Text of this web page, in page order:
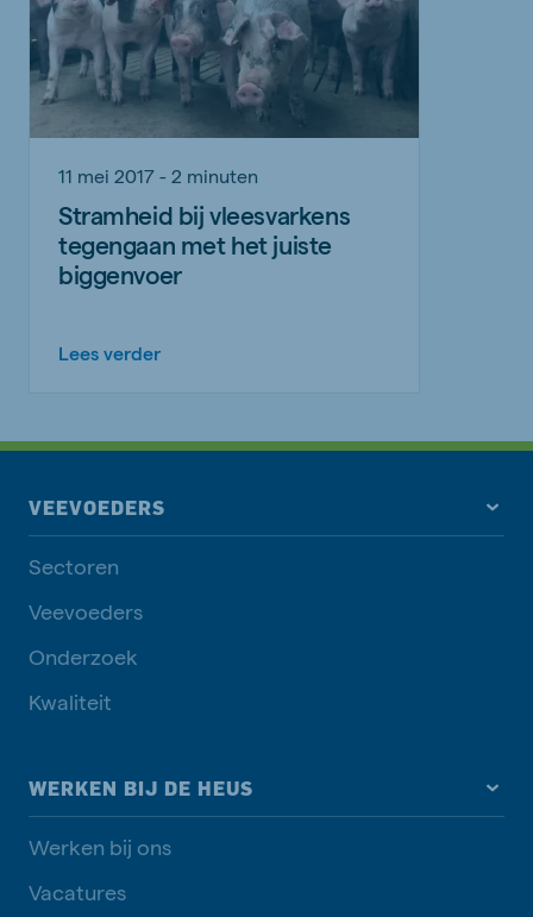
11 mei 2017 - 2 minuten
Stramheid bij vleesvarkens
tegengaan met het juiste
biggenvoer
Lees verder
VEEVOEDERS
Sectoren
Veevoeders
Onderzoek
Kwaliteit
WERKEN BIJ DE HEUS
Werken bij ons
Vacatures